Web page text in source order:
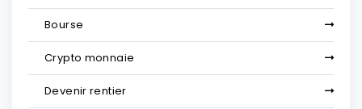
Bourse
Crypto monnaie
Devenir rentier